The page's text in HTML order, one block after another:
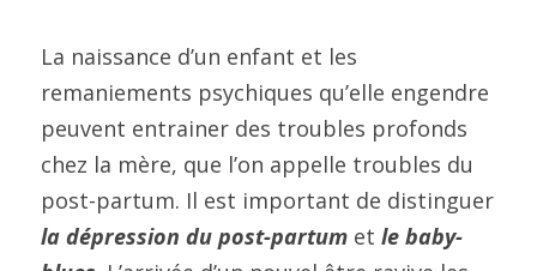
La naissance d’un enfant et les
remaniements psychiques qu’elle engendre
peuvent entrainer des troubles profonds
chez la mère, que l’on appelle troubles du
la dépression du post-partum et le baby-